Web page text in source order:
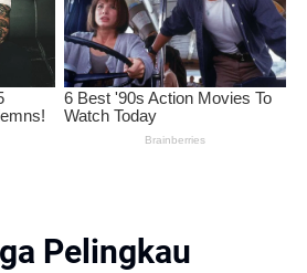
Pelingkau